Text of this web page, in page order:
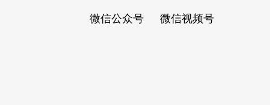
微信公众号 微信视频号